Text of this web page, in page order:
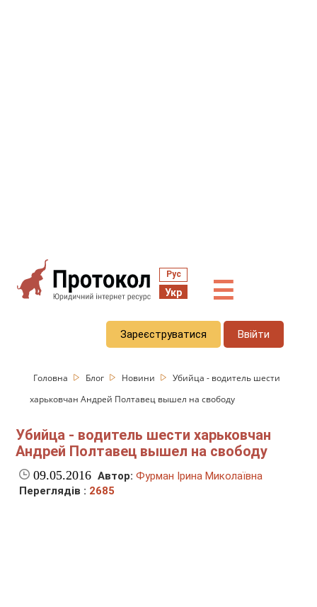
Рус
Укр ☰
Зареєструватися Ввійти
Головна Блог Новини
Убийца - водитель шести
харьковчан Андрей Полтавец вышел на свободу
Убийца - водитель шести харьковчан
Андрей Полтавец вышел на свободу
09.05.2016 Автор: Фурман Ірина Миколаївна
Переглядів : 2685